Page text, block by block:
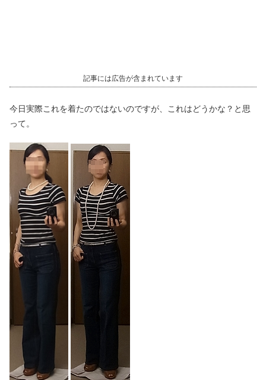
記事には広告が含まれています
今日実際これを着たのではないのですが、これはどうかな？と思
って。